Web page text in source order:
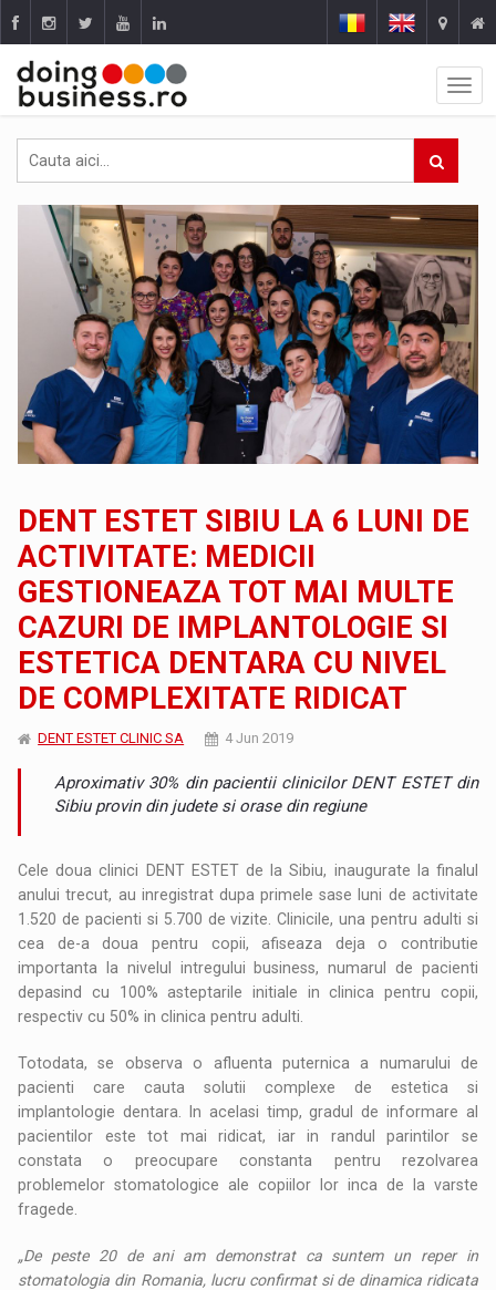
DENT ESTET SIBIU LA 6 LUNI DE
ACTIVITATE: MEDICII
GESTIONEAZA TOT MAI MULTE
CAZURI DE IMPLANTOLOGIE SI
ESTETICA DENTARA CU NIVEL
DE COMPLEXITATE RIDICAT
DENT ESTET CLINIC SA 4 Jun 2019
Aproximativ 30% din pacientii clinicilor DENT ESTET din
Sibiu provin din judete si orase din regiune
Cele doua clinici DENT ESTET de la Sibiu, inaugurate la finalul
anului trecut, au inregistrat dupa primele sase luni de activitate
1.520 de pacienti si 5.700 de vizite. Clinicile, una pentru adulti si
cea de-a doua pentru copii, afiseaza deja o contributie
importanta la nivelul intregului business, numarul de pacienti
depasind cu 100% asteptarile initiale in clinica pentru copii,
respectiv cu 50% in clinica pentru adulti.
Totodata, se observa o afluenta puternica a numarului de
pacienti care cauta solutii complexe de estetica si
implantologie dentara. In acelasi timp, gradul de informare al
pacientilor este tot mai ridicat, iar in randul parintilor se
constata o preocupare constanta pentru rezolvarea
problemelor stomatologice ale copiilor lor inca de la varste
fragede.
„De peste 20 de ani am demonstrat ca suntem un reper in
stomatologia din Romania, lucru confirmat si de dinamica ridicata